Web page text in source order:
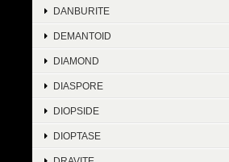
DANBURITE
DEMANTOID
DIAMOND
DIASPORE
DIOPSIDE
DIOPTASE